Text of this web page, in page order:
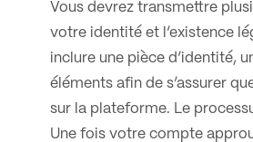
Vous devrez transmettre
votre identité et l’existence
inclure une pièce d’identité,
éléments afin de s’assurer
sur la plateforme. Le
Une fois votre compte